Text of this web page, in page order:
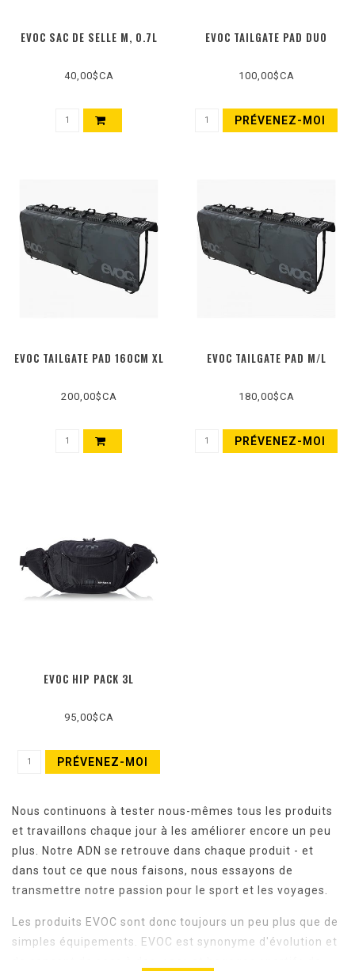
EVOC SAC DE SELLE M, 0.7L
40,00$CA
EVOC TAILGATE PAD DUO
100,00$CA
PRÉVENEZ-MOI
EVOC TAILGATE PAD 160CM XL
200,00$CA
EVOC TAILGATE PAD M/L
180,00$CA
PRÉVENEZ-MOI
EVOC HIP PACK 3L
95,00$CA
PRÉVENEZ-MOI
Nous continuons à tester nous-mêmes tous les produits
et travaillons chaque jour à les améliorer encore un peu
plus. Notre ADN se retrouve dans chaque produit - et
dans tout ce que nous faisons, nous essayons de
transmettre notre passion pour le sport et les voyages.
Les produits EVOC sont donc toujours un peu plus que de
simples équipements. EVOC est synonyme d'évolution et